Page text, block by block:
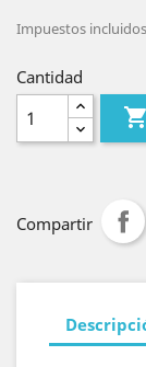
Impuestos incluidos
Cantidad

Compartir